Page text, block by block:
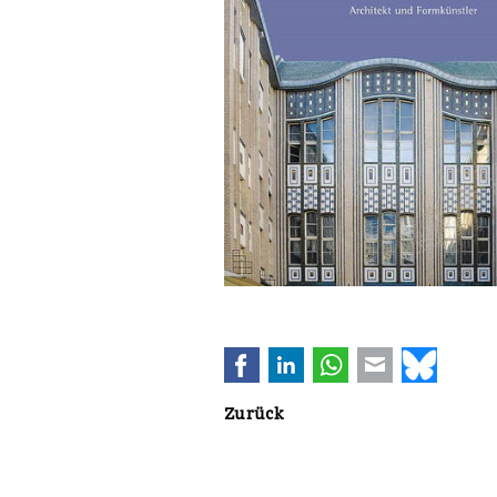
FacebookLinkedInWhatsApp
E-mail
Zurück